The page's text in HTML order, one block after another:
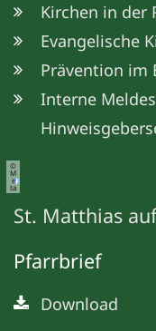
Kirchen in der
Evangelische
Prävention im
Interne
©
M
e
ta
St. Matthias
Pfarrbrief
Download